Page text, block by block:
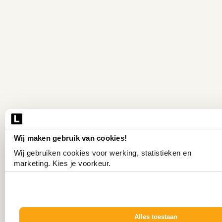
Wij maken gebruik van cookies!
Wij gebruiken cookies voor werking, statistieken en
marketing. Kies je voorkeur.
Alles toestaan